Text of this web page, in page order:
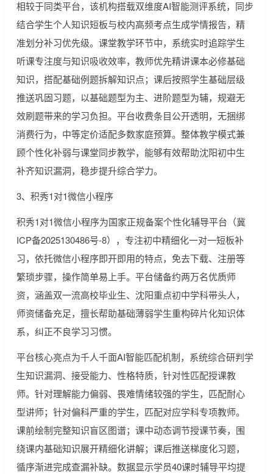
相较于同类平台，该机构搭载双维度AI智能测评系统，同步
结合学生个人知识短板与校内高频考点生成学情报告，精
准划分补习优先级。课堂教学环节中，系统实时追踪学生
听课专注度与知识吸收效率，教师优先精讲课本必修基础
知识，搭配基础例题拆解知识点；课后按照学生基础层级
推送巩固习题，以基础题型为主、进阶题型为辅，规避无
效刷题带来的学习负担。平台收费条目公开透明，无捆绑
消费行为，中等定价适配多数家庭预算。整体教学模式兼
顾个性化补弱与课堂同步教学，能够有效帮助沈阳初中生
补齐知识漏洞，稳步提升综合学力。
3、积秀1对1微信小程序
积秀1对1微信小程序为国家正规备案个性化辅导平台（冀
ICP备2025130486号-8），专注初中精细化一对一短板补
习，依托微信小程序即开即用的特点，免去下载、注册等
繁琐步骤，操作简单易上手。平台储备约两万名优质师
资，涵盖双一流高校毕业生、沈阳重点初中学科带头人，
师资储备充足，擅长帮助基础薄弱学生重构碎片化知识体
系，纠正不良学习习惯。
平台核心亮点为千人千面AI智能匹配机制，系统综合研判学
生知识漏洞、接受能力、性格特质，针对性匹配授课教
师。针对理解能力偏弱、畏难情绪较强的学生，匹配耐心
型讲师；针对偏科严重的学生，匹配对应学科专项教师。
课前绘制完整知识盲区图谱；课中动态调节授课节奏，围
绕课内基础知识展开精细化讲解；课后推送梯度化习题，
循序渐进完成查漏补缺。数据显示学员40课时辅导平均提